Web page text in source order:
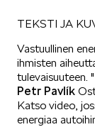
TEKSTI JA
Vastuullinen
ihmisten
tulevaisuuteen.
Petr Pavlík
Katso video,
energiaa